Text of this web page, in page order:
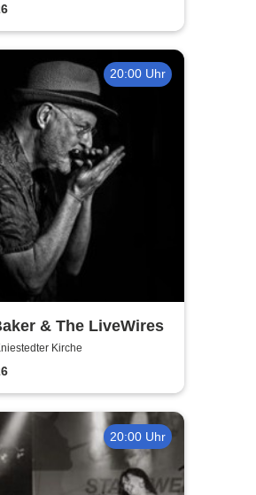
20:00 Uhr
& The LiveWires
Kirche
20:00 Uhr